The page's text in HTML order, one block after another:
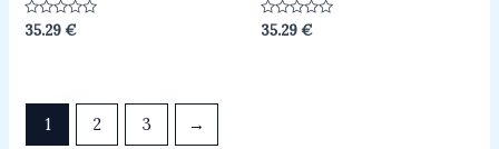
Hodnotenie
0
35.29€
Hodnotenie
0
35.29€
1 2 3 →